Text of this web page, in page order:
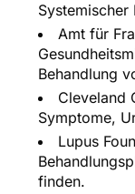
Systemischer
Amt für
Behandlung
Cleveland
Symptome,
Lupus
finden.